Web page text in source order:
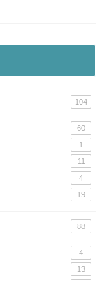
104
60
1
11
4
19
88
4
13